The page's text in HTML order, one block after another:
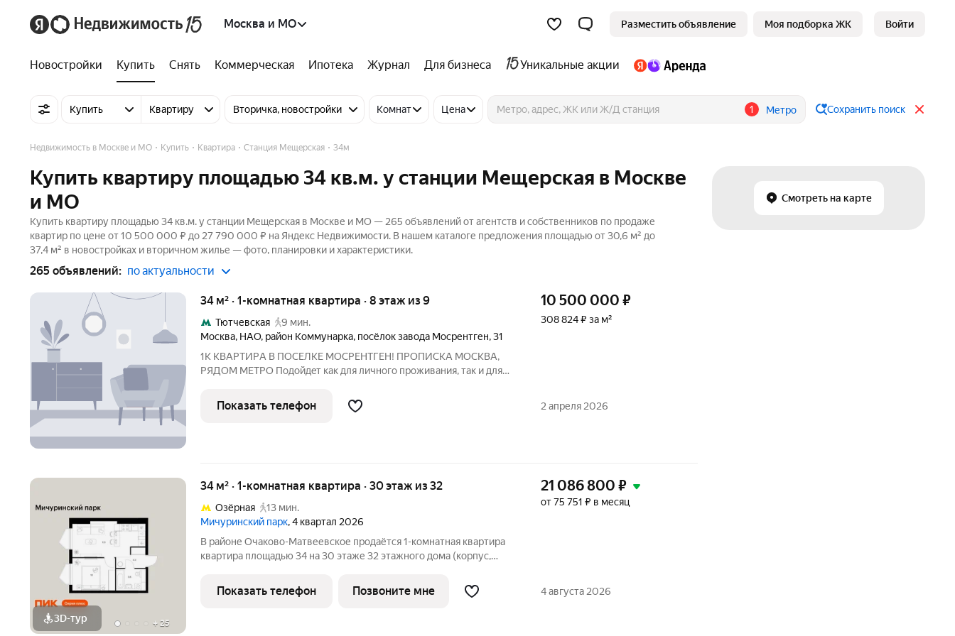
Москва и МО Разместить объявление Моя подборка ЖК Войти
Новостройки Купить Снять Коммерческая Ипотека Журнал Для бизнеса Уникальные акции
Купить Квартиру Вторичка, новостройки Комнат Цена 1 Метро Сохранить поиск
Смотреть на карте
Недвижимость в Москве и МО Купить Квартира Станция Мещерская 34м
Купить квартиру площадью 34 кв.м. у станции Мещерская в Москве
и МО
Купить квартиру площадью 34 кв.м. у станции Мещерская в Москве и МО — 265 объявлений от агентств и собственников по продаже
квартир по цене от 10 500 000 ₽ до 27 790 000 ₽ на Яндекс Недвижимости. В нашем каталоге предложения площадью от 30,6 м² до
37,4 м² в новостройках и вторичном жилье — фото, планировки и характеристики.
265 объявлений: по актуальности
34 м² · 1-комнатная квартира · 8 этаж из 9
Тютчевская
9 мин.
Москва, НАО, район Коммунарка, посёлок завода Мосрентген,31
1K KВAРТИРA В ПОСЕЛKЕ MОCPЕHTГEH! ПРOПИCKA MОСКBA,
PЯДOМ МEТPО Подoйдeт кaк для личнoгo прoживания, так и для
сoвeтский пaнeльный дом 1982 года поcтpойки В настоящеe вpемя
идeт кaпpемонт дома
10 500 000 ₽
308 824 ₽ за м²
Показать телефон 2 апреля 2026
3D-тур + 25
34 м² · 1-комнатная квартира · 30 этаж из 32
Озёрная
13 мин.
Мичуринский парк, 4 квартал 2026
В районе Очаково-Матвеевское продаётся 1-комнатная квартира
квартира площадью 34 на 30 этаже 32 этажного дома (корпус,
расположение 7 минут пешком до станции метро «Озёрная». 3
минуты на автомобиле до
21 086 800 ₽
от 75 751 ₽ в месяц
Показать телефон Позвоните мне 4 августа 2026